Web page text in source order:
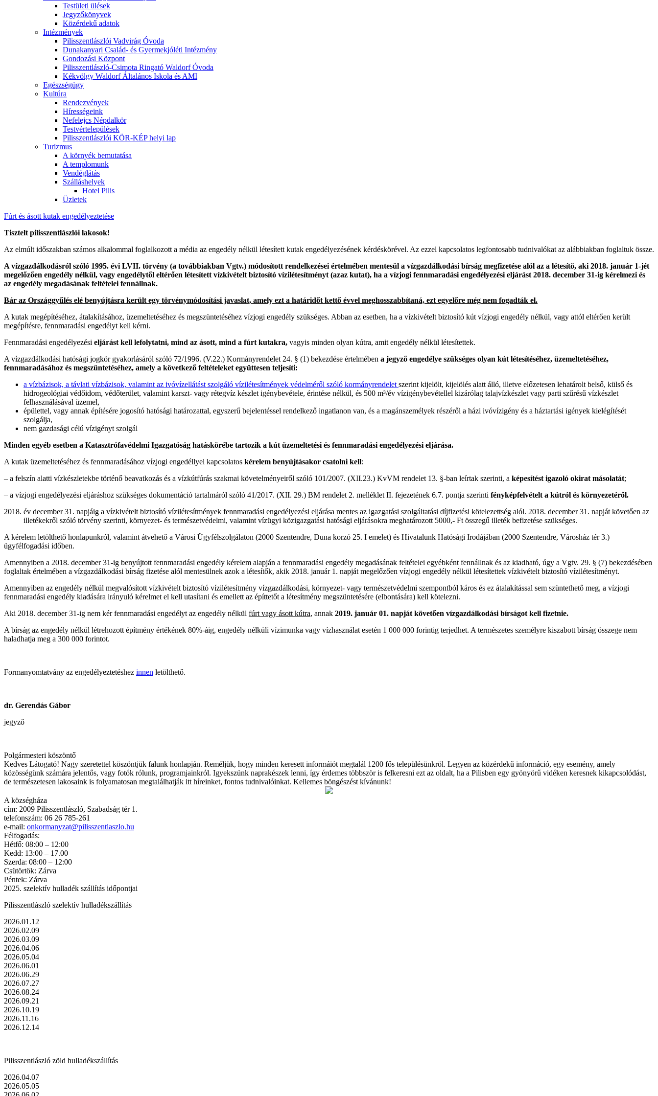
Testületi ülések
Jegyzőkönyvek
Közérdekű adatok
Intézmények
Pilisszentlászlói Vadvirág Óvoda
Dunakanyari Család- és Gyermekjóléti Intézmény
Gondozási Központ
Pilisszentlászló-Csimota Ringató Waldorf Óvoda
Kékvölgy Waldorf Általános Iskola és AMI
Egészségügy
Kultúra
Rendezvények
Hírességeink
Nefelejcs Népdalkör
Testvértelepülések
Pilisszentlászlói KÖR-KÉP helyi lap
Turizmus
A környék bemutatása
A templomunk
Vendéglátás
Szálláshelyek
Hotel Pilis
Üzletek
Fúrt és ásott kutak engedélyeztetése
Tisztelt pilisszentlászlói lakosok!
Az elmúlt időszakban számos alkalommal foglalkozott a média az engedély nélkül létesített kutak engedélyezésének kérdéskörével. Az ezzel kapcsolatos legfontosabb tudnivalókat az alábbiakban foglaltuk össze.
A vízgazdálkodásról szóló 1995. évi LVII. törvény (a továbbiakban Vgtv.) módosított rendelkezései értelmében mentesül a vízgazdálkodási bírság megfizetése alól az a létesítő, aki 2018. január 1-jét
megelőzően engedély nélkül, vagy engedélytől eltérően létesített vízkivételt biztosító vízilétesítményt (azaz kutat), ha a vízjogi fennmaradási engedélyezési eljárást 2018. december 31-ig kérelmezi és
az engedély megadásának feltételei fennállnak.
Bár az Országgyűlés elé benyújtásra került egy törvénymódosítási javaslat, amely ezt a határidőt kettő évvel meghosszabbítaná, ezt egyelőre még nem fogadták el.
A kutak megépítéséhez, átalakításához, üzemeltetéséhez és megszüntetéséhez vízjogi engedély szükséges. Abban az esetben, ha a vízkivételt biztosító kút vízjogi engedély nélkül, vagy attól eltérően került
megépítésre, fennmaradási engedélyt kell kérni.
Fennmaradási engedélyezési eljárást kell lefolytatni, mind az ásott, mind a fúrt kutakra, vagyis minden olyan kútra, amit engedély nélkül létesítettek.
A vízgazdálkodási hatósági jogkör gyakorlásáról szóló 72/1996. (V.22.) Kormányrendelet 24. § (1) bekezdése értelmében a jegyző engedélye szükséges olyan kút létesítéséhez, üzemeltetéséhez,
fennmaradásához és megszüntetéséhez, amely a következő feltételeket együttesen teljesíti:
a vízbázisok, a távlati vízbázisok, valamint az ivóvízellátást szolgáló vízilétesítmények védelméről szóló kormányrendelet szerint kijelölt, kijelölés alatt álló, illetve előzetesen lehatárolt belső, külső és
hidrogeológiai védőidom, védőterület, valamint karszt- vagy rétegvíz készlet igénybevétele, érintése nélkül, és 500 m³/év vízigénybevétellel kizárólag talajvízkészlet vagy parti szűrésű vízkészlet
felhasználásával üzemel,
épülettel, vagy annak építésére jogosító hatósági határozattal, egyszerű bejelentéssel rendelkező ingatlanon van, és a magánszemélyek részéről a házi ivóvízigény és a háztartási igények kielégítését
szolgálja,
nem gazdasági célú vízigényt szolgál
Minden egyéb esetben a Katasztrófavédelmi Igazgatóság hatáskörébe tartozik a kút üzemeltetési és fennmaradási engedélyezési eljárása.
A kutak üzemeltetéséhez és fennmaradásához vízjogi engedéllyel kapcsolatos kérelem benyújtásakor csatolni kell:
– a felszín alatti vízkészletekbe történő beavatkozás és a vízkútfúrás szakmai követelményeiről szóló 101/2007. (XII.23.) KvVM rendelet 13. §-ban leírtak szerinti, a képesítést igazoló okirat másolatát;
– a vízjogi engedélyezési eljáráshoz szükséges dokumentáció tartalmáról szóló 41/2017. (XII. 29.) BM rendelet 2. melléklet II. fejezetének 6.7. pontja szerinti fényképfelvételt a kútról és környezetéről.
év december 31. napjáig a vízkivételt biztosító vízilétesítmények fennmaradási engedélyezési eljárása mentes az igazgatási szolgáltatási díjfizetési kötelezettség alól. 2018. december 31. napját követően az
illetékekről szóló törvény szerinti, környezet- és természetvédelmi, valamint vízügyi közigazgatási hatósági eljárásokra meghatározott 5000,- Ft összegű illeték befizetése szükséges.
A kérelem letölthető honlapunkról, valamint átvehető a Városi Ügyfélszolgálaton (2000 Szentendre, Duna korzó 25. I emelet) és Hivatalunk Hatósági Irodájában (2000 Szentendre, Városház tér 3.)
ügyfélfogadási időben.
Amennyiben a 2018. december 31-ig benyújtott fennmaradási engedély kérelem alapján a fennmaradási engedély megadásának feltételei egyébként fennállnak és az kiadható, úgy a Vgtv. 29. § (7) bekezdésében
foglaltak értelmében a vízgazdálkodási bírság fizetése alól mentesülnek azok a létesítők, akik 2018. január 1. napját megelőzően vízjogi engedély nélkül létesítettek vízkivételt biztosító vízilétesítményt.
Amennyiben az engedély nélkül megvalósított vízkivételt biztosító vízilétesítmény vízgazdálkodási, környezet- vagy természetvédelmi szempontból káros és ez átalakítással sem szüntethető meg, a vízjogi
fennmaradási engedély kiadására irányuló kérelmet el kell utasítani és emellett az építtetőt a létesítmény megszüntetésére (elbontására) kell kötelezni.
Aki 2018. december 31-ig nem kér fennmaradási engedélyt az engedély nélkül fúrt vagy ásott kútra, annak 2019. január 01. napját követően vízgazdálkodási bírságot kell fizetnie.
A bírság az engedély nélkül létrehozott építmény értékének 80%-áig, engedély nélküli vízimunka vagy vízhasználat esetén 1 000 000 forintig terjedhet. A természetes személyre kiszabott bírság összege nem
haladhatja meg a 300 000 forintot.
Formanyomtatvány az engedélyeztetéshez innen letölthető.
dr. Gerendás Gábor
jegyző
Polgármesteri köszöntő
Kedves Látogató! Nagy szeretettel köszöntjük falunk honlapján. Reméljük, hogy minden keresett informáiót megtalál 1200 fős településünkröl. Legyen az közérdekű információ, egy esemény, amely
közösségünk számára jelentős, vagy fotók rólunk, programjainkról. Igyekszünk naprakészek lenni, így érdemes többször is felkeresni ezt az oldalt, ha a Pilisben egy gyönyörű vidéken keresnek kikapcsolódást,
de természetesen lakosaink is folyamatosan megtalálhatják itt híreinket, fontos tudnivalóinkat. Kellemes böngészést kívánunk!
A községháza
cím: 2009 Pilisszentlászló, Szabadság tér 1.
telefonszám: 06 26 785-261
e-mail: onkormanyzat@pilisszentlaszlo.hu
Félfogadás:
Hétfő: 08:00 – 12:00
Kedd: 13:00 – 17.00
Szerda: 08:00 – 12:00
Csütörtök: Zárva
Péntek: Zárva
2025. szelektív hulladék szállítás időpontjai
Pilisszentlászló szelektív hulladékszállítás
2026.01.12
2026.02.09
2026.03.09
2026.04.06
2026.05.04
2026.06.01
2026.06.29
2026.07.27
2026.08.24
2026.09.21
2026.10.19
2026.11.16
2026.12.14
Pilisszentlászló zöld hulladékszállítás
2026.04.07
2026.05.05